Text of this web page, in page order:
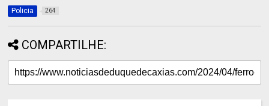
Policia 264
COMPARTILHE: